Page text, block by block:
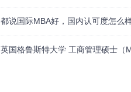
都说国际MBA好，国内认可度怎么
英国格鲁斯特大学 工商管理硕士（